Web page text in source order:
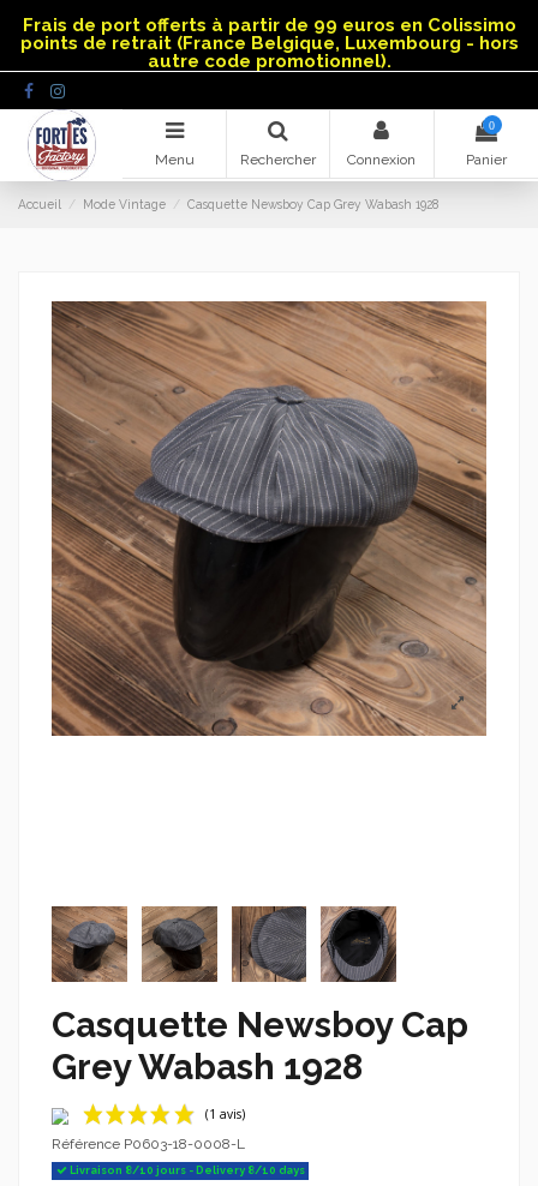
Frais de port offerts à partir de 99 euros en Colissimo
points de retrait (France Belgique, Luxembourg - hors
autre code promotionnel).
Menu Rechercher Connexion
0
Panier
Accueil Mode Vintage Casquette Newsboy Cap Grey Wabash 1928
Casquette Newsboy Cap
Grey Wabash 1928
Référence P0603-18-0008-L
Livraison 8/10 jours - Delivery 8/10 days